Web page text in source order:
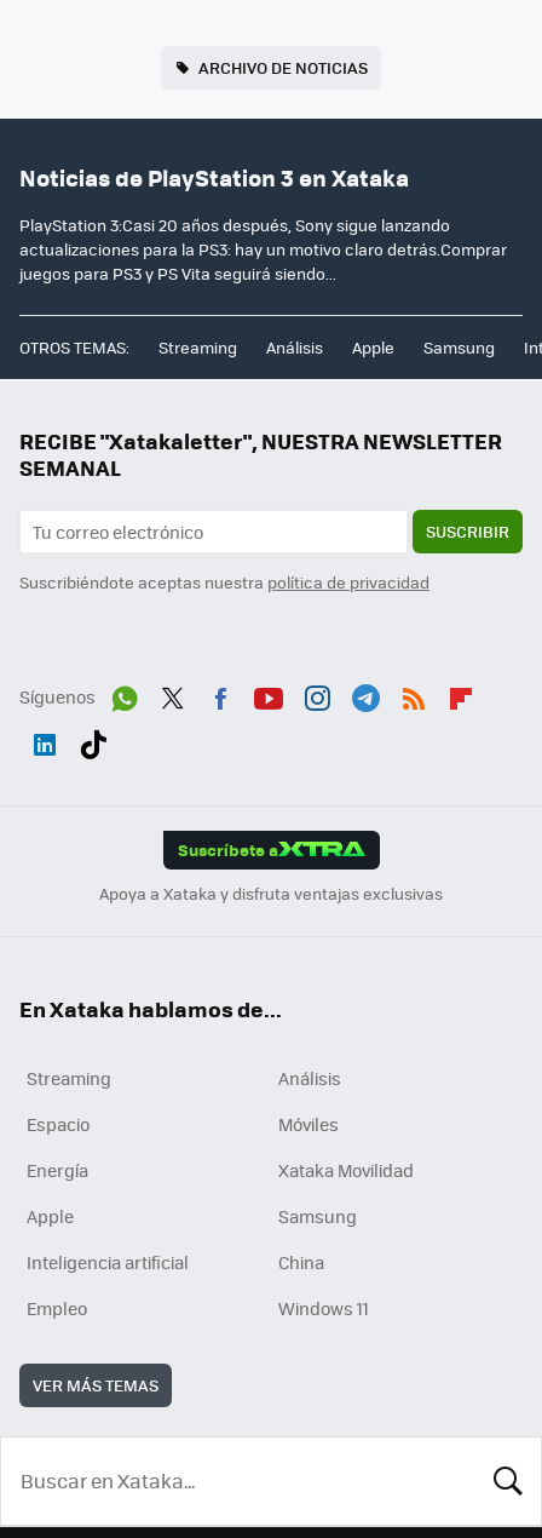
ARCHIVO DE NOTICIAS
Noticias de PlayStation 3 en Xataka
PlayStation 3:Casi 20 años después, Sony sigue lanzando
actualizaciones para la PS3: hay un motivo claro detrás.Comprar
juegos para PS3 y PS Vita seguirá siendo...
OTROS TEMAS: Streaming Análisis Apple Samsung
RECIBE "Xatakaletter", NUESTRA NEWSLETTER
SEMANAL
SUSCRIBIR
Suscribiéndote aceptas nuestra política de privacidad
Síguenos
Suscríbete a
Apoya a Xataka y disfruta ventajas exclusivas
En Xataka hablamos de...
Streaming
Análisis
Espacio
Móviles
Energía
Xataka Movilidad
Apple
Samsung
Inteligencia artificial
China
Empleo
Windows 11
VER MÁS TEMAS